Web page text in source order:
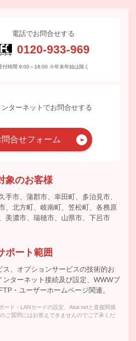
電話でお問合せする
0120-933-969
付時間 9:00～18:00 ※年末年始は除く
ンターネットでお問合せする
問合せフォーム
象のお客様
手市、蒲郡市、幸田町、多治見市、
、北方町、岐南町、笠松町、各務原
美濃市、瑞穂市、山県市、下呂市
ポート範囲
、オプションサービスの技術的お
ンターネット接続及び設定、WWWブ
・ユーザーホームページ関連。
ード・LANカードの設定、Aitai netと直接関係
ご質問にはお答えできませんのでご了承くだ